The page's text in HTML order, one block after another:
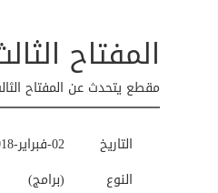
المفتاح
مقطع يتحدث عن المفتاح
02-فبراير-2018
التاريخ
(برامج)
النوع